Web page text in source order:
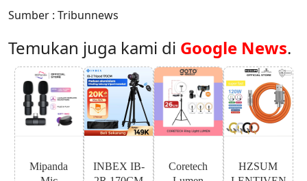
Sumber : Tribunnews
Temukan juga kami di Google News.
Mipanda
INBEX IB-
Coretech
HZSUM